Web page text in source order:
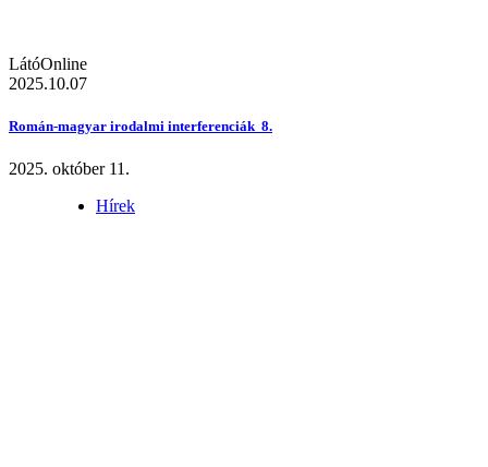
LátóOnline
2025.10.07
Román-magyar irodalmi interferenciák 8.
2025. október 11.
Hírek